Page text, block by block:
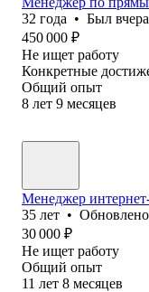
32 года • Был вчера
450 000 ₽
Не ищет работу
Конкретные
Общий опыт
8 лет 9 месяцев
Менеджер
35 лет • Обновлено
30 000 ₽
Не ищет работу
Общий опыт
11 лет 8 месяцев